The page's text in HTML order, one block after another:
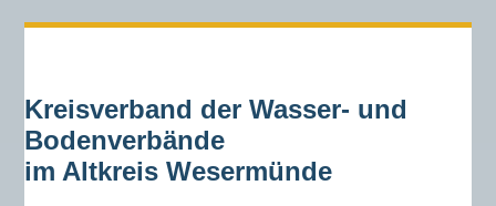
Kreisverband der Wasser- und
Bodenverbände
im Altkreis Wesermünde